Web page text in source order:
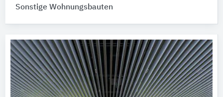
Sonstige Wohnungsbauten